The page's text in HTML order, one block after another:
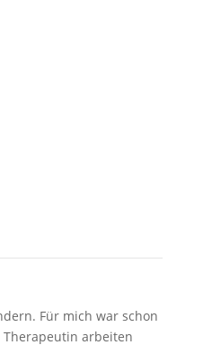
Für mich war schon
arbeiten